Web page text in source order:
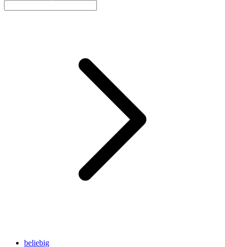
beliebig